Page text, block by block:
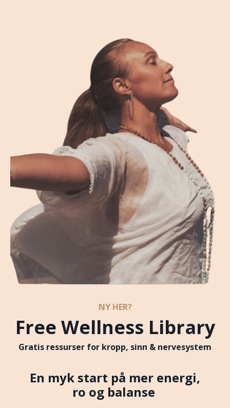
NY HER?
Free Wellness Library
Gratis ressurser for kropp, sinn & nervesystem
En myk start på mer energi,
ro og balanse